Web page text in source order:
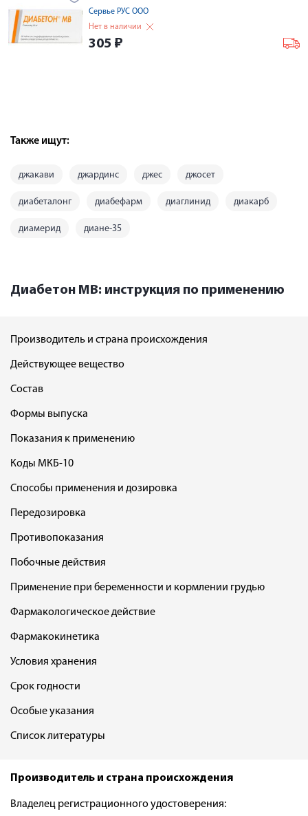
Сервье РУС ООО
Нет в наличии
305 ₽
Также ищут:
джакави джардинс джес джосет
диабеталонг диабефарм диаглинид диакарб
диамерид диане-35
Диабетон МВ: инструкция по применению
Производитель и страна происхождения
Действующее вещество
Состав
Формы выпуска
Показания к применению
Коды МКБ-10
Способы применения и дозировка
Передозировка
Противопоказания
Побочные действия
Применение при беременности и кормлении грудью
Фармакологическое действие
Фармакокинетика
Условия хранения
Срок годности
Особые указания
Список литературы
Производитель и страна происхождения
Владелец регистрационного удостоверения: